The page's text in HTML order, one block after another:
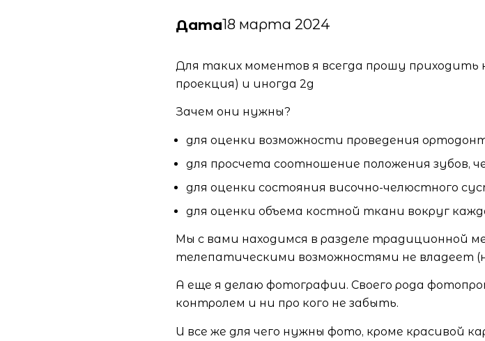
Дата18 марта 2024
Для таких моментов я всегда прошу приходить
проекция) и иногда 2д
Зачем они нужны?
для оценки возможности проведения
для просчета соотношение положения зубов,
для оценки состояния височно-челюстного
для оценки объема костной ткани вокруг
Мы с вами находимся в разделе традиционной
телепатическими возможностями не владеет
А еще я делаю фотографии. Своего рода
контролем и ни про кого не забыть.
И все же для чего нужны фото, кроме красивой